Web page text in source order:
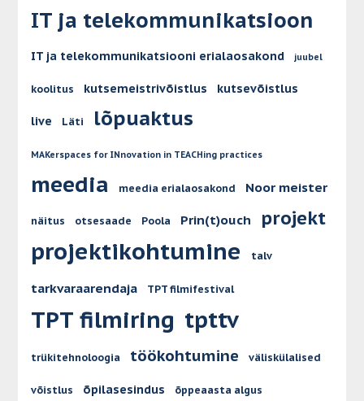
IT ja telekommunikatsioon
IT ja telekommunikatsiooni erialaosakond juubel
koolitus kutsemeistrivõistlus kutsevõistlus
live Läti lõpuaktus
MAKerspaces for INnovation in TEACHing practices
meedia meedia erialaosakond Noor meister
näitus otsesaade Poola Prin(t)ouch projekt
projektikohtumine talv
tarkvaraarendaja TPT filmifestival
TPT filmiring tpttv
trükitehnoloogia töökohtumine väliskülalised
võistlus õpilasesindus õppeaasta algus